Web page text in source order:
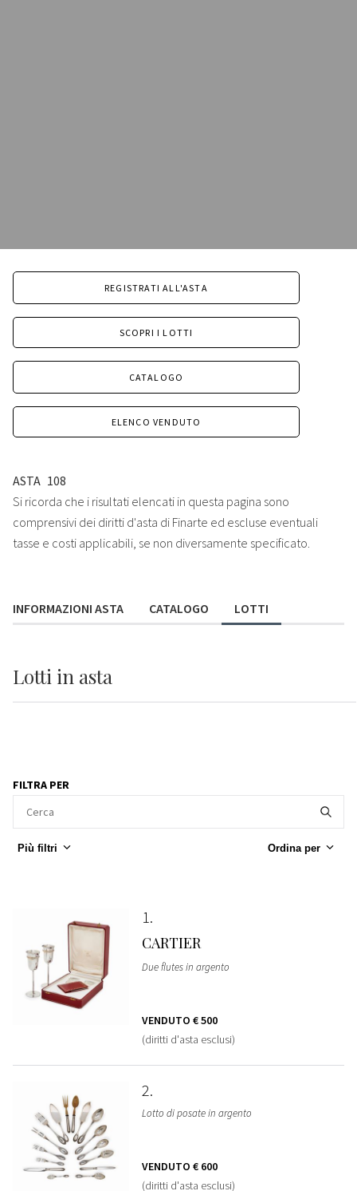
REGISTRATI ALL'ASTA
SCOPRI I LOTTI
CATALOGO
ELENCO VENDUTO
ASTA 108
Si ricorda che i risultati elencati in questa pagina sono
comprensivi dei diritti d'asta di Finarte ed escluse eventuali
tasse e costi applicabili, se non diversamente specificato.
INFORMAZIONI ASTA CATALOGO LOTTI
Lotti in asta
FILTRA PER
Più filtri Ordina per
1
CARTIER
Due flutes in argento
VENDUTO € 500
(diritti d'asta esclusi)
2
Lotto di posate in argento
VENDUTO € 600
(diritti d'asta esclusi)